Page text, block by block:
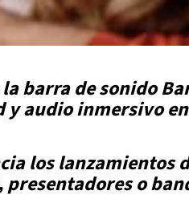
barra de sonido
audio inmersivo
los lanzamientos
presentadores o